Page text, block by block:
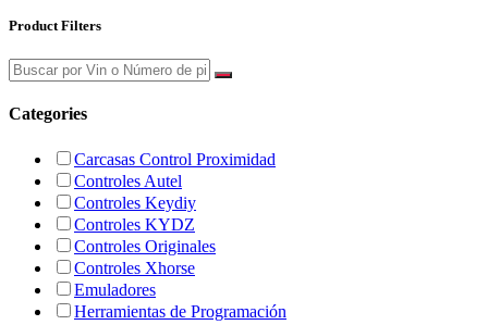
Product Filters
Categories
Carcasas Control Proximidad
Controles Autel
Controles Keydiy
Controles KYDZ
Controles Originales
Controles Xhorse
Emuladores
Herramientas de Programación